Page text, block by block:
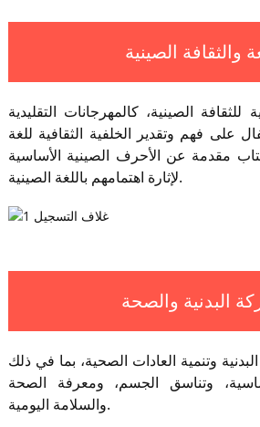
والثقافة الصينية
الصينية، كالمهرجانات التقليدية
على فهم وتقدير الخلفية الثقافية للغة
مقدمة عن الأحرف الصينية الأساسية
لإثارة اهتمامهم باللغة الصينية.
البدنية والصحة
وتنمية العادات الصحية، بما في ذلك
وتناسق الجسم، ومعرفة الصحة
والسلامة اليومية.